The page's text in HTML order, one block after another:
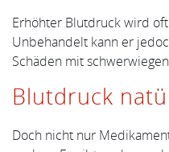
Erhöhter Blutdruck wird
Unbehandelt kann er
Schäden mit
Blutdruck
Doch nicht nur